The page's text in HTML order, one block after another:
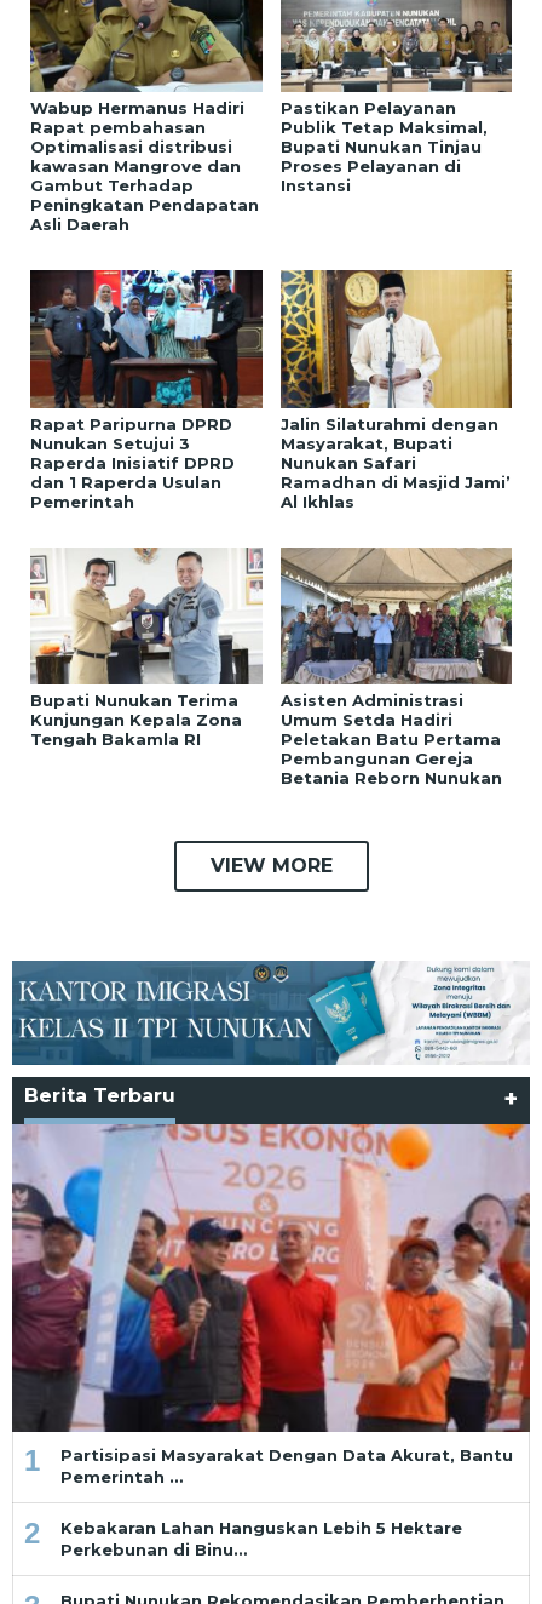
Wabup Hermanus Hadiri
Rapat pembahasan
Optimalisasi distribusi
kawasan Mangrove dan
Gambut Terhadap
Peningkatan Pendapatan
Asli Daerah
Pastikan Pelayanan
Publik Tetap Maksimal,
Bupati Nunukan Tinjau
Proses Pelayanan di
Instansi
Rapat Paripurna DPRD
Nunukan Setujui 3
Raperda Inisiatif DPRD
dan 1 Raperda Usulan
Pemerintah
Jalin Silaturahmi dengan
Masyarakat, Bupati
Nunukan Safari
Ramadhan di Masjid Jami’
Al Ikhlas
Bupati Nunukan Terima
Kunjungan Kepala Zona
Tengah Bakamla RI
Asisten Administrasi
Umum Setda Hadiri
Peletakan Batu Pertama
Pembangunan Gereja
Betania Reborn Nunukan
VIEW MORE
Berita Terbaru +
1
Partisipasi Masyarakat Dengan Data Akurat, Bantu
Pemerintah …
2
Kebakaran Lahan Hanguskan Lebih 5 Hektare
Perkebunan di Binu…